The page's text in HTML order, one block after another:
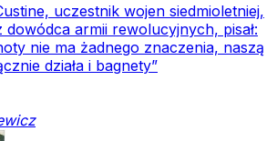
uczestnik wojen siedmioletniej,
dowódca armii rewolucyjnych, pisał:
nie ma żadnego znaczenia, naszą
działa i bagnety”